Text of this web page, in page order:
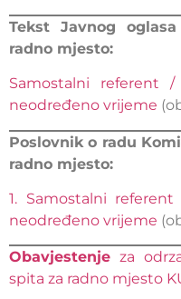
Tekst Javnog
radno mjesto:
Samostalni referent
neodređeno vrijeme
Poslovnik o radu
radno mjesto:
1. Samostalni
neodređeno vrijeme
Obavjestenjeza
spita za radno mjesto